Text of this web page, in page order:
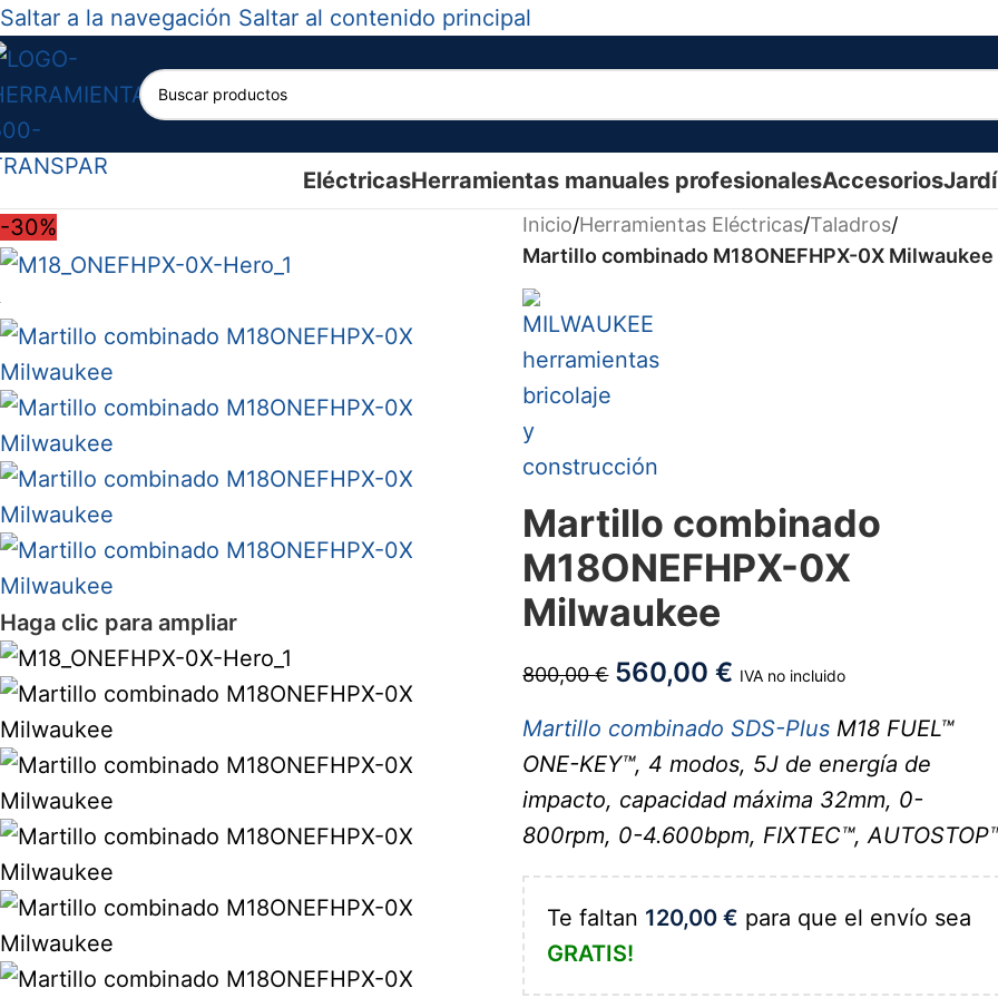
Saltar a la navegación Saltar al contenido principal
EléctricasHerramientas manuales profesionalesAccesorios
-30%
Haga clic para ampliar
Inicio/Herramientas Eléctricas/Taladros/
Martillo combinado M18ONEFHPX-0X Milwaukee
Martillo combinado
M18ONEFHPX-0X
Milwaukee
800,00€ 560,00€ IVA no incluido
Martillo combinado SDS-Plus M18 FUEL™
ONE-KEY™, 4 modos, 5J de energía de
impacto, capacidad máxima 32mm, 0-
800rpm, 0-4.600bpm, FIXTEC™,
Te faltan 120,00€ para que el envío sea
GRATIS!